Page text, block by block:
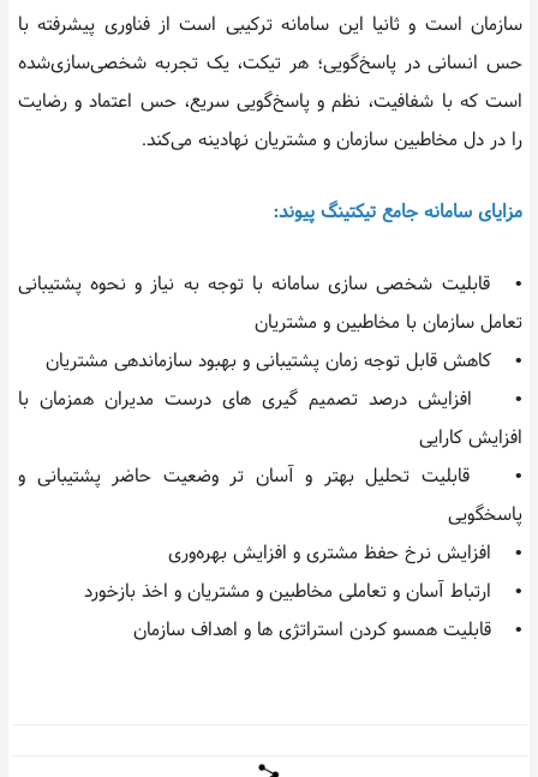
سازمان است و ثانیا این سامانه ترکیبی است از فناوری پیشرفته با
حس انسانی در پاسخ‌گویی؛ هر تیکت، یک تجربه شخصی‌سازی‌شده
است که با شفافیت، نظم و پاسخ‌گویی سریع، حس اعتماد و رضایت
را در دل مخاطبین سازمان و مشتریان نهادینه می‌کند.
مزایای سامانه جامع تیکتینگ پیوند:
• قابلیت شخصی سازی سامانه با توجه به نیاز و نحوه پشتیبانی
تعامل سازمان با مخاطبین و مشتریان
• کاهش قابل توجه زمان پشتیبانی و بهبود سازماندهی مشتریان
• افزایش درصد تصمیم گیری های درست مدیران همزمان با
افزایش کارایی
• قابلیت تحلیل بهتر و آسان تر وضعیت حاضر پشتیبانی و
پاسخگویی
• افزایش نرخ حفظ مشتری و افزایش بهره‌وری
• ارتباط آسان و تعاملی مخاطبین و مشتریان و اخذ بازخورد
• قابلیت همسو کردن استراتژی ها و اهداف سازمان